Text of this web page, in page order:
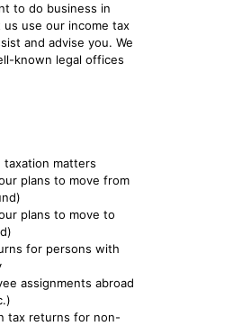
to do business in
use our income tax
and advise you. We
known legal offices
taxation matters
plans to move from
plans to move to
for persons with
assignments abroad
tax returns for non-